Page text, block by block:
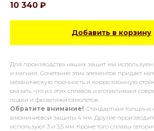
10 340 ₽
Добавить в корзину
Для производства наших защит мы
и магния. Сочетание этих элементов придает
механическую прочность и коррозионную
сказать, что из этих сплавов изготавливают
лодки и фюзеляжи самолетов.
Обратите внимание! Стандартная толщина
алюминиевой защиты 4 мм. Другие
используют 3 и 3,5 мм. Кроме того сплавы